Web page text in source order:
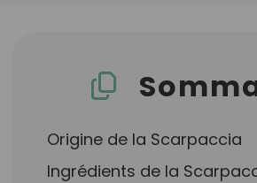
Origine de la Scarpaccia
Ingrédients de la